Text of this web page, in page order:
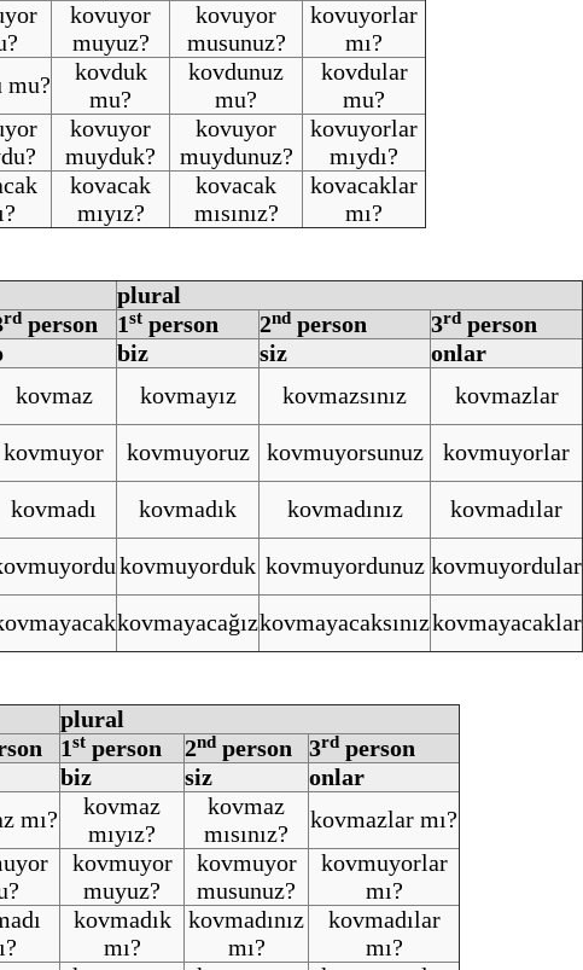
kovuyor
muyuz?
kovuyor
musunuz?
kovuyorlar
mı?
mu?
kovduk
mu?
kovdunuz
mu?
kovdular
mu?
kovuyor
muyduk?
kovuyor
muydunuz?
kovuyorlar
mıydı?
kovacak
mıyız?
kovacak
mısınız?
kovacaklar
mı?
plural
rd person 1st person 2nd person 3rd person
biz siz onlar
kovmaz kovmayız kovmazsınız
kovmazlar
kovmuyor kovmuyoruz kovmuyorsunuz
kovmuyorlar
kovmadı kovmadık kovmadınız
kovmadılar
kovmuyorduk kovmuyordunuz kovmuyordular
kovmayacağızkovmayacaksınızkovmayacaklar
plural
1st person 2nd person 3rd person
biz siz onlar
mı?
kovmaz
mıyız?
kovmaz
mısınız?
kovmazlar mı?
kovmuyor
muyuz?
kovmuyor
musunuz?
kovmuyorlar
mı?
kovmadık
mı?
kovmadınız
mı?
kovmadılar
mı?